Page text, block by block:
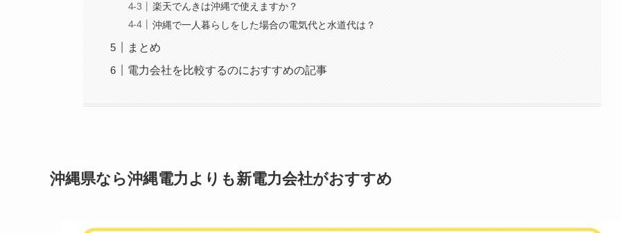
楽天でんきは沖縄で使えますか？
沖縄で一人暮らしをした場合の電気代と水道代は？
まとめ
電力会社を比較するのにおすすめの記事
沖縄県なら沖縄電力よりも新電力会社がおすすめ